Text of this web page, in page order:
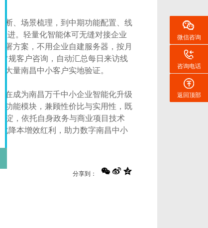
断、场景梳理，到中期功能配置、线
进。轻量化智能体可无缝对接企业
方案，不用企业自建服务器，按月
规客户咨询，自动汇总每日来访线
量南昌中小客户实地验证。
在成为南昌万千中小企业智能化升级
功能模块，兼顾性价比与实用性，既
淀，依托自身政务与商业项目技术
降本增效红利，助力数字南昌中小
分享到：
微信咨询
咨询电话
返回顶部